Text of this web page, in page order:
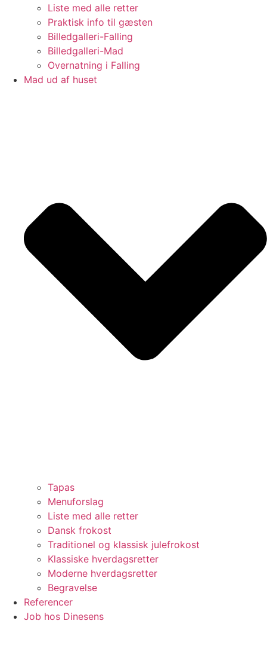
Liste med alle retter
Praktisk info til gæsten
Billedgalleri-Falling
Billedgalleri-Mad
Overnatning i Falling
Mad ud af huset
Tapas
Menuforslag
Liste med alle retter
Dansk frokost
Traditionel og klassisk julefrokost
Klassiske hverdagsretter
Moderne hverdagsretter
Begravelse
Referencer
Job hos Dinesens